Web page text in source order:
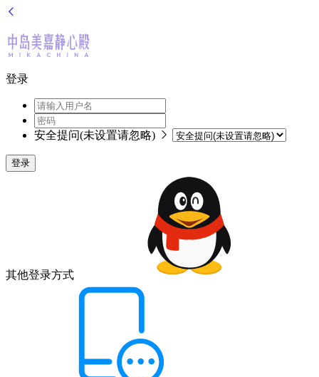
登录
安全提问(未设置请忽略)
登录
其他登录方式